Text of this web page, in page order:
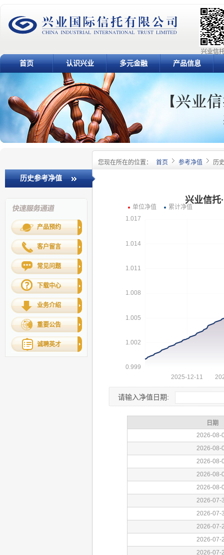
兴业信
首页 认识兴业 多元金融 产品信息
您现在所在的位置： 首页 参考净值 历
历史参考净值
产品预约
客户留言
常见问题
下载中心
业务介绍
重要公告
诚聘英才
请输入净值日期: